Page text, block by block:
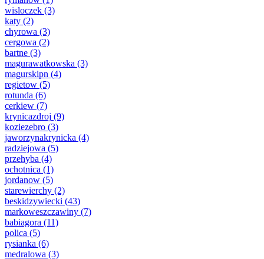
wisloczek (3)
katy (2)
chyrowa (3)
cergowa (2)
bartne (3)
magurawatkowska (3)
magurskipn (4)
regietow (5)
rotunda (6)
cerkiew (7)
krynicazdroj (9)
koziezebro (3)
jaworzynakrynicka (4)
radziejowa (5)
przehyba (4)
ochotnica (1)
jordanow (5)
starewierchy (2)
beskidzywiecki (43)
markoweszczawiny (7)
babiagora (11)
polica (5)
rysianka (6)
medralowa (3)